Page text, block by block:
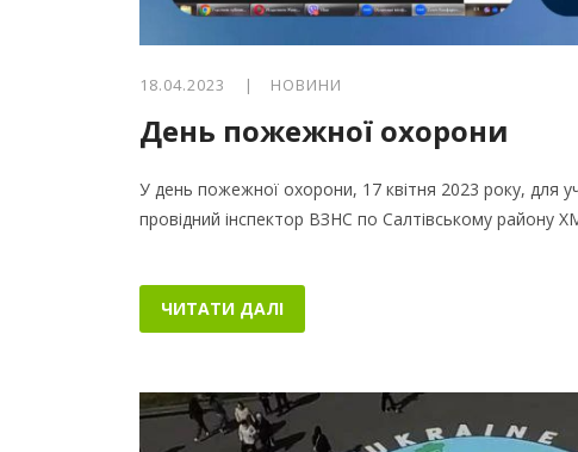
18.04.2023 | НОВИНИ
День пожежної охорони
У день пожежної охорони, 17 квітня 2023 року, для
провідний інспектор ВЗНС по Салтівському району
ЧИТАТИ ДАЛІ